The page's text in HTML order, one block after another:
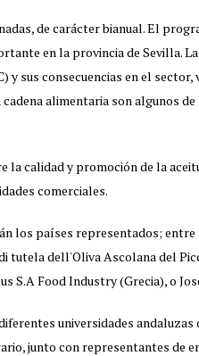
de carácter bianual. El
en la provincia de Sevilla.
y sus consecuencias en el
alimentaria son algunos
la calidad y promoción de la
comerciales.
los países representados;
tutela dell'Oliva Ascolana del
S.A Food Industry (Grecia), o
universidades andaluzas
junto con representantes de